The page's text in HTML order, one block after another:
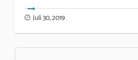
Juli 30, 2019